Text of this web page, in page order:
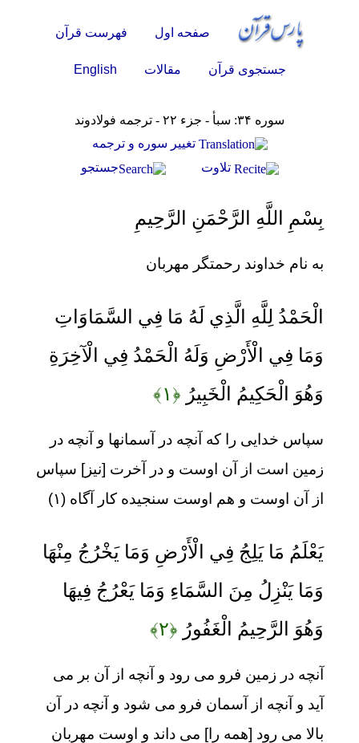
صفحه اول فهرست قرآن
جستجوی قرآن مقالات English
سوره ۳۴: سبأ - جزء ۲۲ - ترجمه فولادوند
تغيير سوره و ترجمه
تلاوت
جستجو
بِسْمِ اللَّهِ الرَّحْمَنِ الرَّحِيمِ
به نام خداوند رحمتگر مهربان
الْحَمْدُ لِلَّهِ الَّذِي لَهُ مَا فِي السَّمَاوَاتِ
وَمَا فِي الْأَرْضِ وَلَهُ الْحَمْدُ فِي الْآخِرَةِ
وَهُوَ الْحَكِيمُ الْخَبِيرُ ﴿۱﴾
سپاس خدايى را كه آنچه در آسمانها و آنچه در
زمين است از آن اوست و در آخرت [نيز] سپاس
از آن اوست و هم اوست‏ سنجيده‏ كار آگاه (۱)
يَعْلَمُ مَا يَلِجُ فِي الْأَرْضِ وَمَا يَخْرُجُ مِنْهَا
وَمَا يَنْزِلُ مِنَ السَّمَاءِ وَمَا يَعْرُجُ فِيهَا
وَهُوَ الرَّحِيمُ الْغَفُورُ ﴿۲﴾
آنچه در زمين فرو مى ‏رود و آنچه از آن بر مى
‏آيد و آنچه از آسمان فرو مى ‏شود و آنچه در آن
بالا مى ‏رود [همه را] مى‏ داند و اوست مهربان